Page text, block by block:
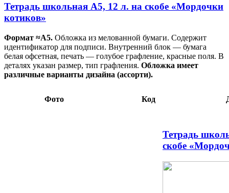
Тетрадь школьная А5, 12 л. на скобе «Мордочки
котиков»
Формат ≈А5. Обложка из мелованной бумаги. Содержит
идентификатор для подписи. Внутренний блок — бумага
белая офсетная, печать — голубое графление, красные поля. В
деталях указан размер, тип графления. Обложка имеет
различные варианты дизайна (ассорти).
Фото Код
Тетрадь
скобе